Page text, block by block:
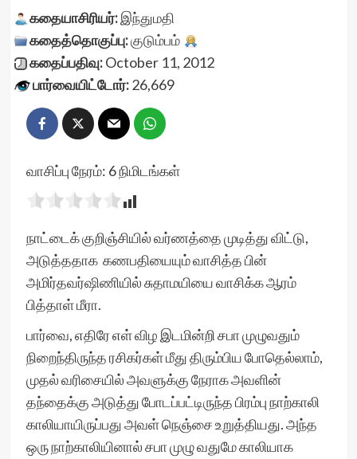
கதையாசிரியர்: இந்துமதி
கதைத்தொகுப்பு:குடும்பம்
கதைப்பதிவு:October 11, 2012
பார்வையிட்டோர்:26,669
வாசிப்பு நேரம்: 6நிமிடங்கள்
நாட்டைக் குறிஞ்சியில் வர்ணத்தை முடித்து விட்டு,
அடுத்ததாக கணபதியையும் வாசித்த பின்
அமிர்தவர்ஷிணியில் சுதாமயியை வாசிக்க ஆரம்
பித்தாள் மீரா.
பார்வை, எதிரே எள் விழ இடமின்றி சபா முழுவதும்
நிறைந்திருந்த ரசிகர்கள் மீது திரும்பிய போதெல்லாம்,
முதல் வரிசையில் அவளுக்கு நேராக அவளின்
தந்தைக்கு அடுத்து போடப்பட்டிருந்த பிரம்பு நாற்காலி
காலியாயிருப்பது அவள் நெஞ்சை உறுத்தியது. அந்த
ஒரு நாற்காலியினால் சபா முழு வதுமே காலியாக